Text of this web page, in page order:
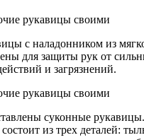
с наладонником из
для защиты рук от
и загрязнений.
суконные
из трех деталей: